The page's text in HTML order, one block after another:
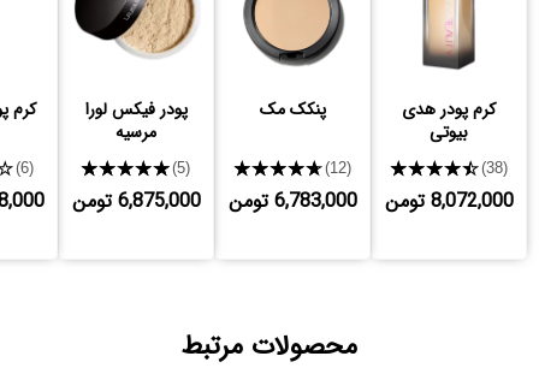
کرم پودر هدی
بیوتی
★★★★★(38)
8,072,000 تومن
پنکک مک
★★★★★(12)
6,783,000 تومن
پودر فیکس لورا
مرسیه
★★★★★(5)
6,875,000 تومن
کرم
(6)
محصولات مرتبط